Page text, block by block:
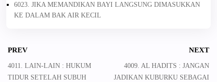
6023. JIKA MEMANDIKAN BAYI LANGSUNG DIMASUKKAN
KE DALAM BAK AIR KECIL
PREV
4011. LAIN-LAIN : HUKUM
TIDUR SETELAH SUBUH
NEXT
4009. AL HADITS : JANGAN
JADIKAN KUBURKU SEBAGAI